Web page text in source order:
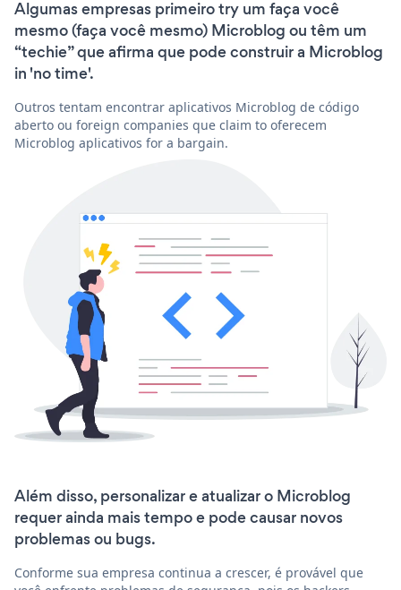
Algumas empresas primeiro try um faça você
mesmo (faça você mesmo) Microblog ou têm um
“techie” que afirma que pode construir a Microblog
in 'no time'.
Outros tentam encontrar aplicativos Microblog de código
aberto ou foreign companies que claim to oferecem
Microblog aplicativos for a bargain.
Além disso, personalizar e atualizar o Microblog
requer ainda mais tempo e pode causar novos
problemas ou bugs.
Conforme sua empresa continua a crescer, é provável que